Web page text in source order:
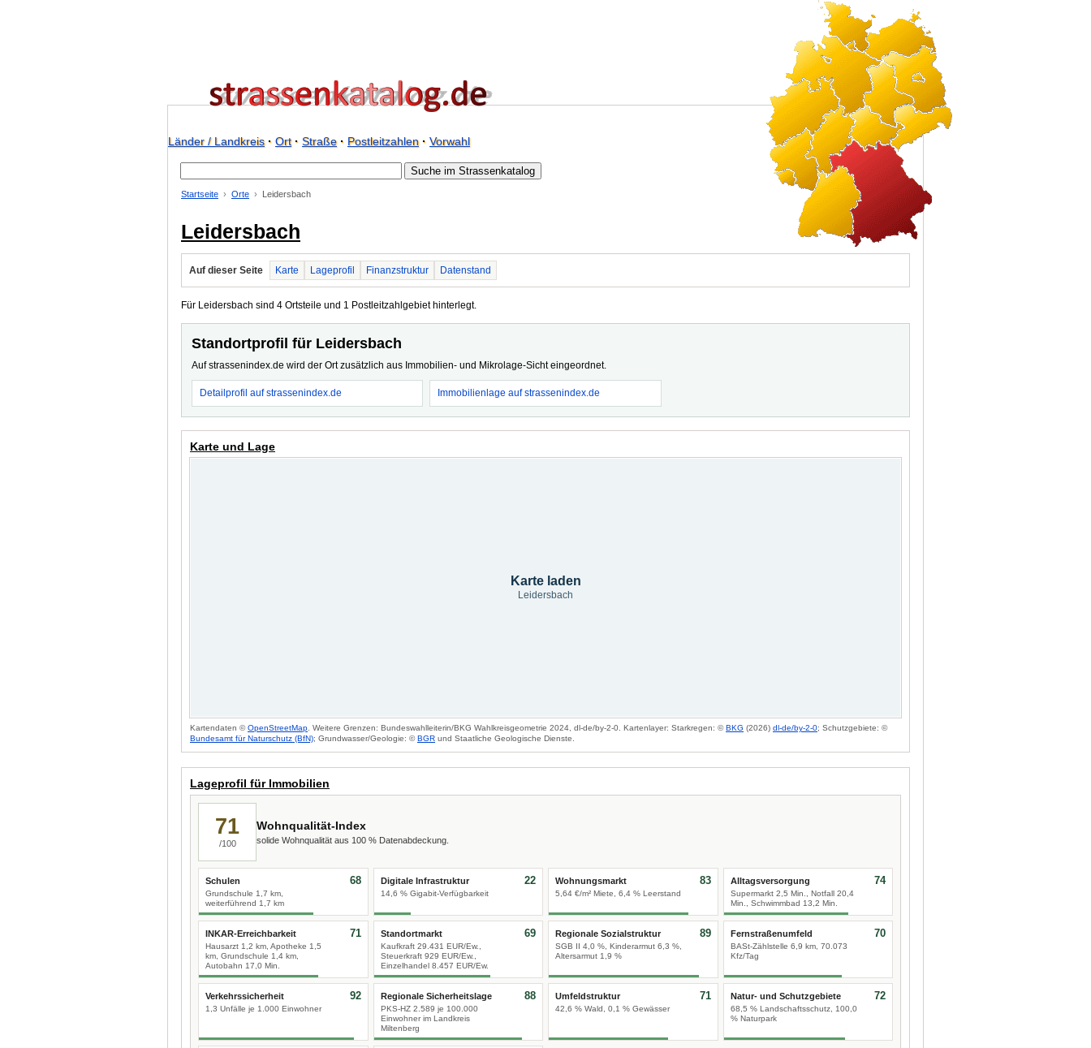
Länder / Landkreis· Ort· Straße· Postleitzahlen· Vorwahl
Startseite Orte Leidersbach
Leidersbach
Auf dieser Seite Karte Lageprofil Finanzstruktur Datenstand
Für Leidersbach sind 4 Ortsteile und 1 Postleitzahlgebiet hinterlegt.
Standortprofil für Leidersbach
Auf strassenindex.de wird der Ort zusätzlich aus Immobilien- und Mikrolage-Sicht eingeordnet.
Detailprofil auf strassenindex.de Immobilienlage auf strassenindex.de
Karte und Lage
Karte laden
Leidersbach
Kartendaten ©OpenStreetMap . Weitere Grenzen: Bundeswahlleiterin/BKG Wahlkreisgeometrie 2024, dl-de/by-2-0. Kartenlayer: Starkregen: ©BKG (2026) dl-de/by-2-0; Schutzgebiete: ©
Bundesamt für Naturschutz (BfN); Grundwasser/Geologie: ©BGR und Staatliche Geologische Dienste.
Lageprofil für Immobilien
71
/100
Wohnqualität-Index
solide Wohnqualität aus 100 % Datenabdeckung.
Schulen
Grundschule 1,7 km,
weiterführend 1,7 km
68 Digitale Infrastruktur
14,6 % Gigabit-Verfügbarkeit
22 Wohnungsmarkt
5,64 €/m² Miete, 6,4 % Leerstand
83 Alltagsversorgung
Supermarkt 2,5 Min., Notfall 20,4
Min., Schwimmbad 13,2 Min.
74
INKAR-Erreichbarkeit
Hausarzt 1,2 km, Apotheke 1,5
km, Grundschule 1,4 km,
Autobahn 17,0 Min.
71 Standortmarkt
Kaufkraft 29.431 EUR/Ew.,
Steuerkraft 929 EUR/Ew.,
Einzelhandel 8.457 EUR/Ew.
69 Regionale Sozialstruktur
SGB II 4,0 %, Kinderarmut 6,3 %,
Altersarmut 1,9 %
89 Fernstraßenumfeld
BASt-Zählstelle 6,9 km, 70.073
Kfz/Tag
70
Verkehrssicherheit
1,3 Unfälle je 1.000 Einwohner
92 Regionale Sicherheitslage
PKS-HZ 2.589 je 100.000
Einwohner im Landkreis
Miltenberg
88 Umfeldstruktur
42,6 % Wald, 0,1 % Gewässer
71 Natur- und Schutzgebiete
68,5 % Landschaftsschutz, 100,0
% Naturpark
72